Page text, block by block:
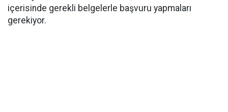
içerisinde gerekli belgelerle başvuru yapmaları
gerekiyor.